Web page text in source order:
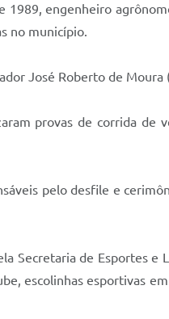
engenheiro
no município.
José Roberto de Moura
provas de corrida de
pelo desfile e
Secretaria de Esportes e
escolinhas esportivas